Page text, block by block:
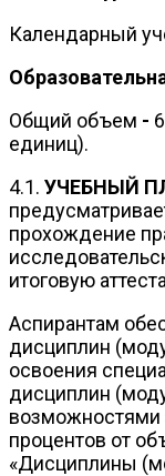
Календарный
Общий объем -
единиц).
4.1. УЧЕБНЫЙ
прохождение
итоговую
Аспирантам
дисциплин
освоения
дисциплин
возможностями
процентов от
«Дисциплины